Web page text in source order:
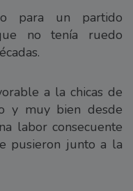
para un partido
no tenía ruedo
a la chicas de
y muy bien desde
labor consecuente
pusieron junto a la